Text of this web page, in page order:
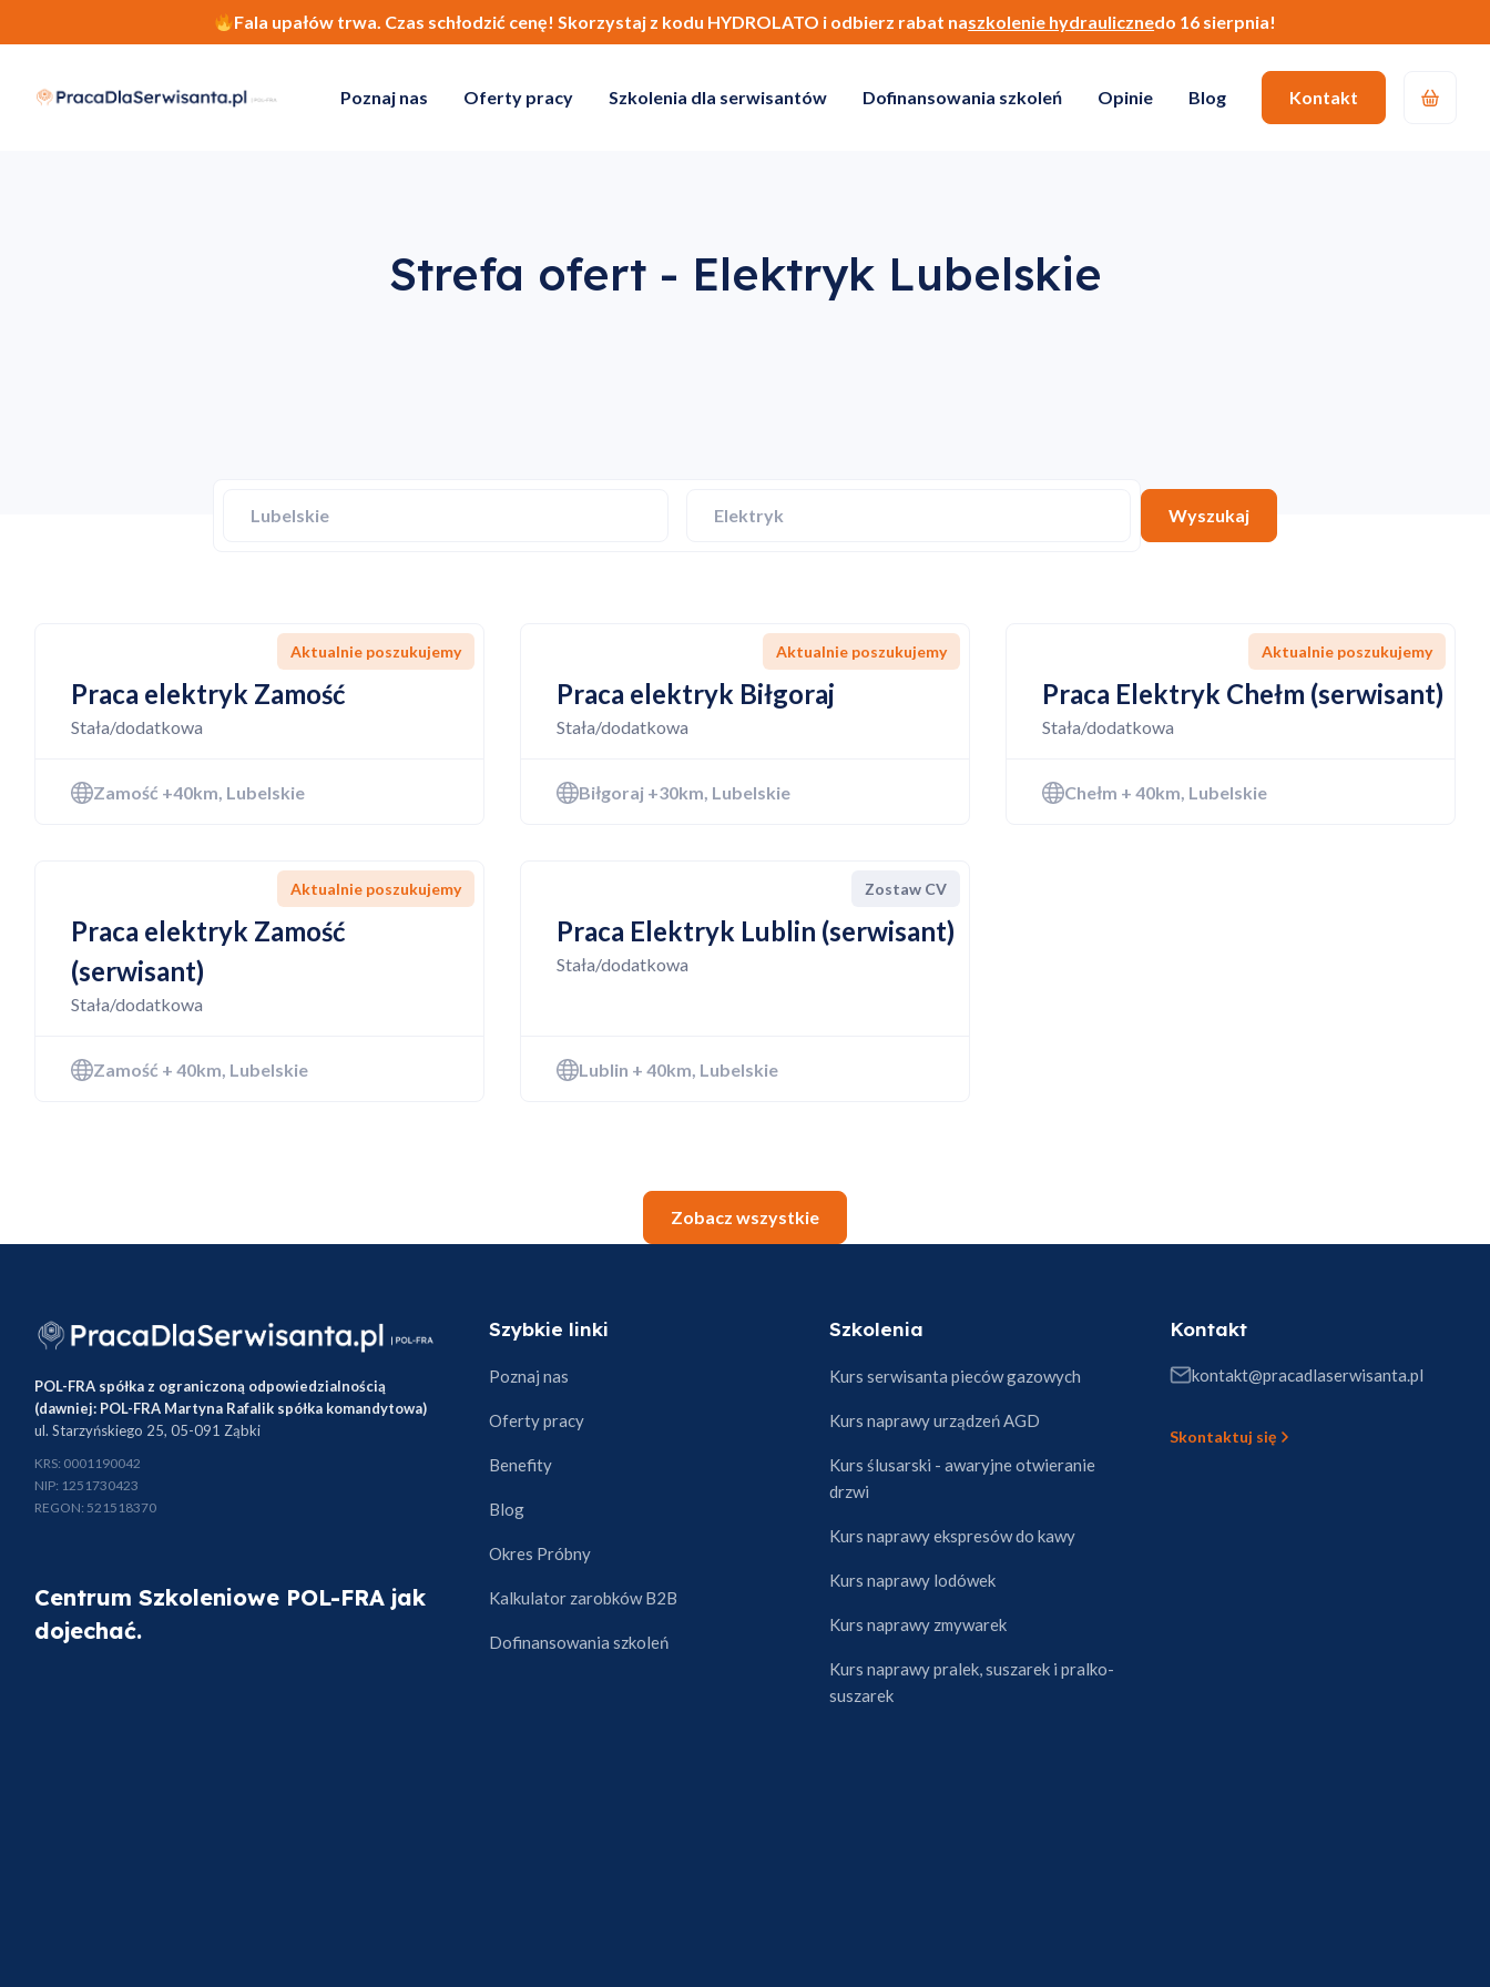
Fala upałów trwa. Czas schłodzić cenę! Skorzystaj z kodu HYDROLATO i odbierz rabat naszkolenie hydraulicznedo 16 sierpnia!
Poznaj nas Oferty pracy Szkolenia dla serwisantów Dofinansowania szkoleń Opinie Blog Kontakt
Strefa ofert - Elektryk Lubelskie
Lubelskie Elektryk Wyszukaj
Aktualnie poszukujemy
Praca elektryk Zamość
Stała/dodatkowa
Zamość +40km, Lubelskie
Aktualnie poszukujemy
Praca elektryk Biłgoraj
Stała/dodatkowa
Biłgoraj +30km, Lubelskie
Aktualnie poszukujemy
Praca Elektryk Chełm (serwisant)
Stała/dodatkowa
Chełm + 40km, Lubelskie
Aktualnie poszukujemy
Praca elektryk Zamość
(serwisant)
Stała/dodatkowa
Zamość + 40km, Lubelskie
Zostaw CV
Praca Elektryk Lublin (serwisant)
Stała/dodatkowa
Lublin + 40km, Lubelskie
Zobacz wszystkie
Dodano do koszyka
Kontynuuj zakupy
POL-FRA spółka z ograniczoną odpowiedzialnością
(dawniej: POL-FRA Martyna Rafalik spółka komandytowa)
ul. Starzyńskiego 25, 05-091 Ząbki
KRS: 0001190042
NIP: 1251730423
REGON: 521518370
Centrum Szkoleniowe POL-FRA jak
dojechać.
Szybkie linki
Poznaj nas
Oferty pracy
Benefity
Blog
Okres Próbny
Kalkulator zarobków B2B
Dofinansowania szkoleń
Szkolenia
Kurs serwisanta pieców gazowych
Kurs naprawy urządzeń AGD
Kurs ślusarski - awaryjne otwieranie
drzwi
Kurs naprawy ekspresów do kawy
Kurs naprawy lodówek
Kurs naprawy zmywarek
Kurs naprawy pralek, suszarek i pralko-
suszarek
Kontakt
kontakt@pracadlaserwisanta.pl
Skontaktuj się